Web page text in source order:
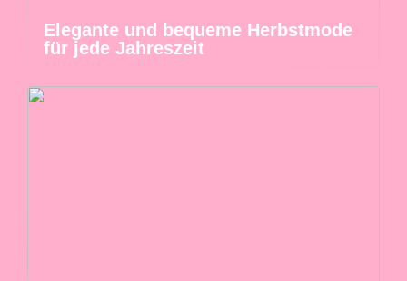
Elegante und bequeme Herbstmode
für jede Jahreszeit